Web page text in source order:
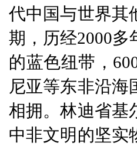
代中国与世界其
期，历经2000
的蓝色纽带，
尼亚等东非沿海
相拥。林迪省基
中非文明的坚实